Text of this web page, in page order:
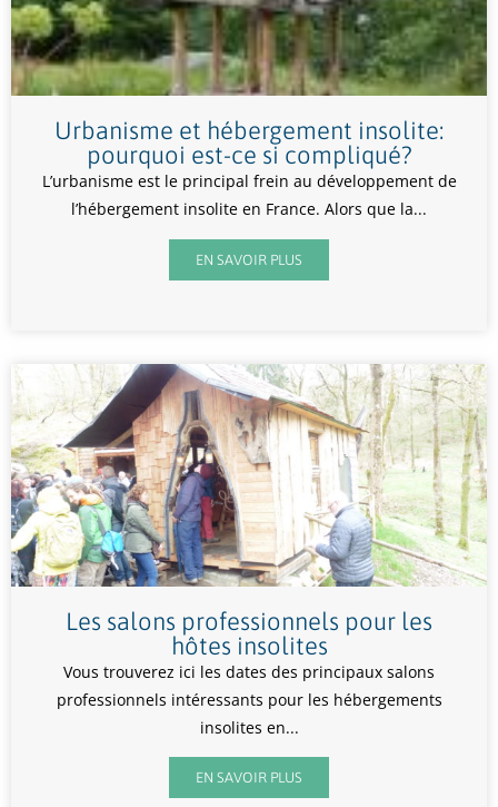
Urbanisme et hébergement insolite:
pourquoi est-ce si compliqué?
L’urbanisme est le principal frein au développement de
l’hébergement insolite en France. Alors que la...
EN SAVOIR PLUS
Les salons professionnels pour les
hôtes insolites
Vous trouverez ici les dates des principaux salons
professionnels intéressants pour les hébergements
insolites en...
EN SAVOIR PLUS